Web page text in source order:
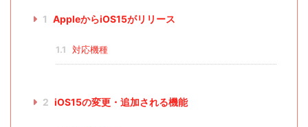
1 AppleからiOS15がリリース
1.1 対応機種
2 iOS15の変更・追加される機能